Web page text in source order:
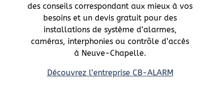
des conseils correspondant aux mieux à vos
besoins et un devis gratuit pour des
installations de système d’alarmes,
caméras, interphonies ou contrôle d’accès
à Neuve-Chapelle.
Découvrez l’entreprise CB-ALARM